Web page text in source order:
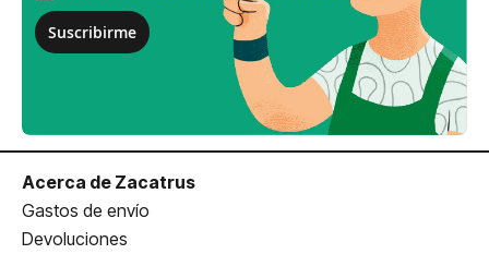
Suscribirme
Acerca de Zacatrus
Gastos de envío
Devoluciones